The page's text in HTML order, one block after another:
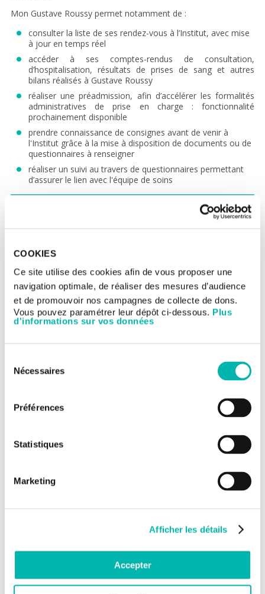
COOKIES
Ce site utilise des cookies afin de vous proposer une
navigation optimale, de réaliser des mesures d’audience
et de promouvoir nos campagnes de collecte de dons.
Vous pouvez paramétrer leur dépôt ci-dessous. Plus
d'informations sur vos données
Nécessaires
Préférences
Statistiques
Marketing
Afficher les détails
Accepter
Mon Gustave Roussy permet notamment de :
consulter la liste de ses rendez-vous à l’Institut, avec mise
à jour en temps réel
accéder à ses comptes-rendus de consultation,
d’hospitalisation, résultats de prises de sang et autres
bilans réalisés à Gustave Roussy
réaliser une préadmission, afin d’accélérer les formalités
administratives de prise en charge : fonctionnalité
prochainement disponible
prendre connaissance de consignes avant de venir à
l'Institut grâce à la mise à disposition de documents ou de
questionnaires à renseigner
réaliser un suivi au travers de questionnaires permettant
d’assurer le lien avec l'équipe de soins